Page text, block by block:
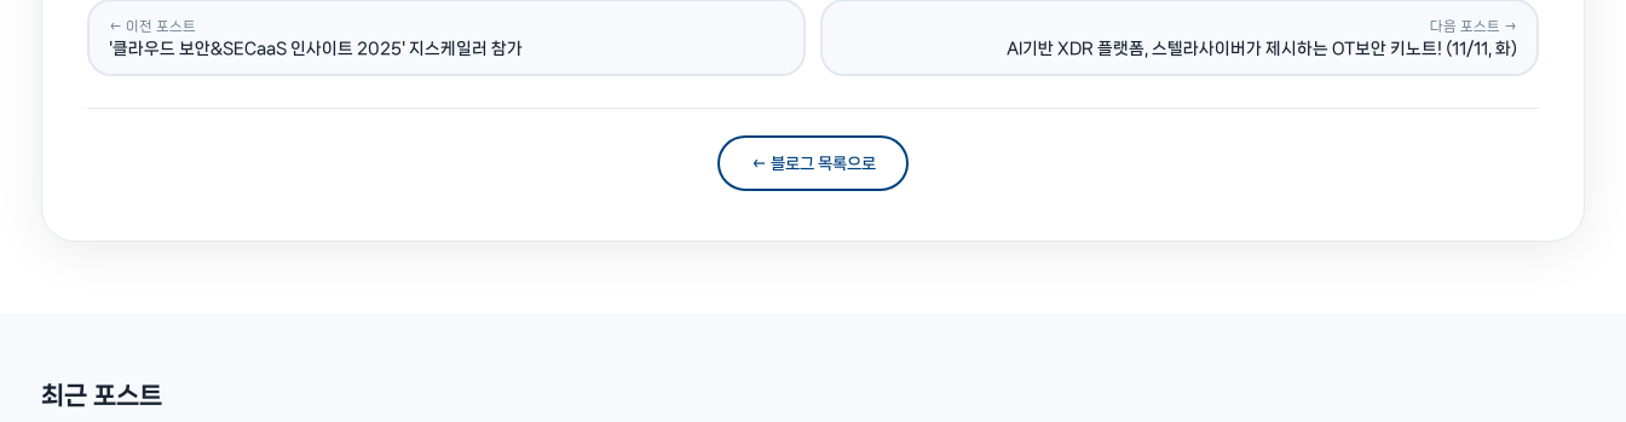
← 이전 포스트
'클라우드 보안&SECaaS 인사이트 2025' 지스케일러 참가
다음 포스트 →
AI기반 XDR 플랫폼, 스텔라사이버가 제시하는 OT보안 키노트! (11/11, 화)
← 블로그 목록으로
최근 포스트